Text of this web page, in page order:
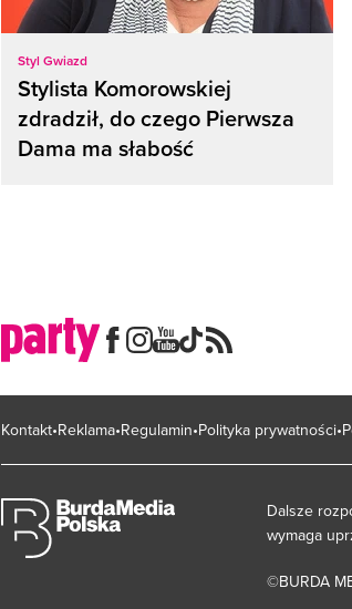
Styl Gwiazd
Stylista Komorowskiej
zdradził, do czego Pierwsza
Dama ma słabość
Kontakt Reklama Regulamin Polityka prywatności
Dalsze
wymaga
©BURDA